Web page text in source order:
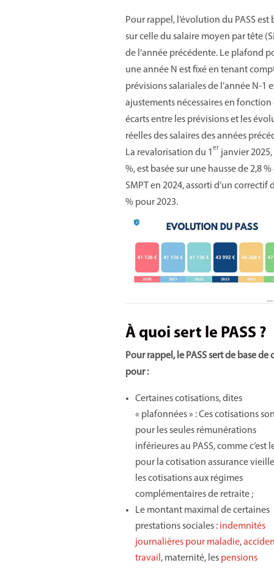
Pour rappel, l’évolution du PASS est
sur celle du salaire moyen par tête
de l’année précédente. Le plafond
une année N est fixé en tenant
prévisions salariales de l’année N-1
ajustements nécessaires en fonction
écarts entre les prévisions et les
réelles des salaires des années
La revalorisation du 1 er janvier 2025,
%, est basée sur une hausse de 2,8 %
SMPT en 2024, assorti d’un correctif
% pour 2023.
À quoi sert le PASS ?
Pour rappel, le PASS sert de base de
pour :
Certaines cotisations, dites
« plafonnées » : Ces cotisations
pour les seules rémunérations
inférieures au PASS, comme c’est
pour la cotisation assurance
les cotisations aux régimes
complémentaires de retraite ;
Le montant maximal de certaines
prestations sociales : indemnités
journalières pour maladie,
travail , maternité, les pensions